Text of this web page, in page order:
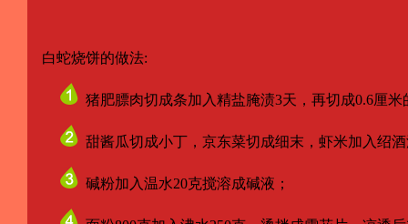
白蛇烧饼的做法:
猪肥膘肉切成条加入精盐腌渍3天，再切成0.6厘米
甜酱瓜切成小丁，京东菜切成细末，虾米加入绍
碱粉加入温水20克搅溶成碱液；